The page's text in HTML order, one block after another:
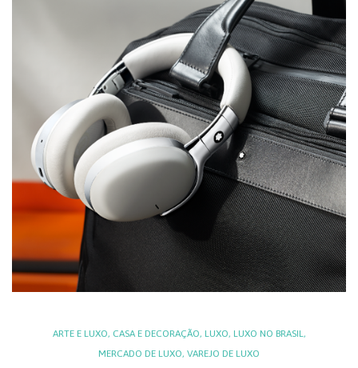
ARTE E LUXO, CASA E DECORAÇÃO, LUXO, LUXO NO BRASIL ,
MERCADO DE LUXO, VAREJO DE LUXO